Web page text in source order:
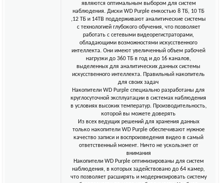
являются оптимальным выбором для систем
наблюдения. Диски WD Purple емкостью 8 ТБ, 10 ТБ
,12 ТБ и 14TB поддерживают аналитические системы
с технологией глубокого обучения, что позволяет
работать с сетевыми видеорегистраторами,
обладающими возможностями искусственного
интеллекта. Они имеют увеличенный объем рабочей
нагрузки до 360 ТБ в год и до 16 каналов,
выделенных для аналитических данных системы
искусственного интеллекта. Правильный накопитель
для своих задач
Накопители WD Purple специально разработаны для
круглосуточной эксплуатации в системах наблюдения
в условиях высоких температур. Производительность,
которой вы можете доверять
Из всех ведущих решений для хранения данных
только накопители WD Purple обеспечивают нужное
качество записи и воспроизведения видео в самый
ответственный момент. Ничто не ускользнет от
внимания
Накопители WD Purple оптимизированы для систем
наблюдения, в которых задействовано до 64 камер,
что позволяет расширять и модернизировать систему